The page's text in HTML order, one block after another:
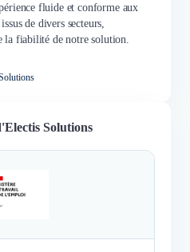
fluide et conforme aux
de divers secteurs,
fiabilité de notre solution.
Solutions